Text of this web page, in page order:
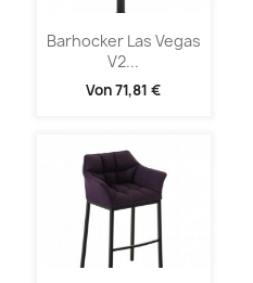
Barhocker Las Vegas
V2...
Von71,81 €